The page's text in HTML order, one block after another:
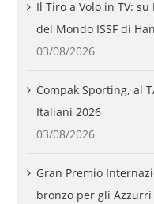
Il Tiro a Volo in TV:
del Mondo ISSF di
03/08/2026
Compak Sporting, al
Italiani 2026
03/08/2026
Gran Premio
bronzo per gli Azzurri